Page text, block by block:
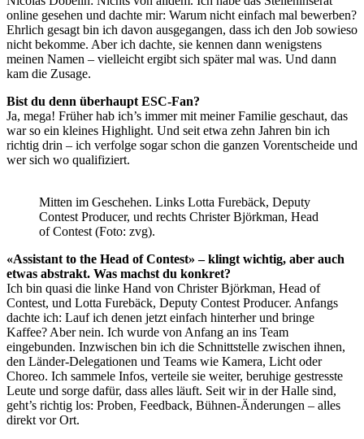
online gesehen und dachte mir: Warum nicht einfach mal bewerben?
Ehrlich gesagt bin ich davon ausgegangen, dass ich den Job sowieso
nicht bekomme. Aber ich dachte, sie kennen dann wenigstens
meinen Namen – vielleicht ergibt sich später mal was. Und dann
kam die Zusage.
Bist du denn überhaupt ESC-Fan?
Ja, mega! Früher hab ich’s immer mit meiner Familie geschaut, das
war so ein kleines Highlight. Und seit etwa zehn Jahren bin ich
richtig drin – ich verfolge sogar schon die ganzen Vorentscheide und
wer sich wo qualifiziert.
Mitten im Geschehen. Links Lotta Furebäck, Deputy
Contest Producer, und rechts Christer Björkman, Head
of Contest (Foto: zvg).
«Assistant to the Head of Contest» – klingt wichtig, aber auch
etwas abstrakt. Was machst du konkret?
Ich bin quasi die linke Hand von Christer Björkman, Head of
Contest, und Lotta Furebäck, Deputy Contest Producer. Anfangs
dachte ich: Lauf ich denen jetzt einfach hinterher und bringe
Kaffee? Aber nein. Ich wurde von Anfang an ins Team
eingebunden. Inzwischen bin ich die Schnittstelle zwischen ihnen,
den Länder-Delegationen und Teams wie Kamera, Licht oder
Choreo. Ich sammele Infos, verteile sie weiter, beruhige gestresste
Leute und sorge dafür, dass alles läuft. Seit wir in der Halle sind,
geht’s richtig los: Proben, Feedback, Bühnen-Änderungen – alles
direkt vor Ort.